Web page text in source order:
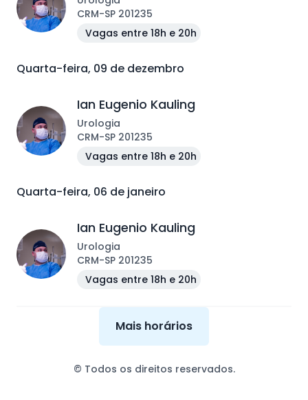
CRM-SP 201235
Vagas entre 18h e 20h
Quarta-feira, 09 de dezembro
Ian Eugenio Kauling
Urologia
CRM-SP 201235
Vagas entre 18h e 20h
Quarta-feira, 06 de janeiro
Ian Eugenio Kauling
Urologia
CRM-SP 201235
Vagas entre 18h e 20h
Mais horários
© Todos os direitos reservados.